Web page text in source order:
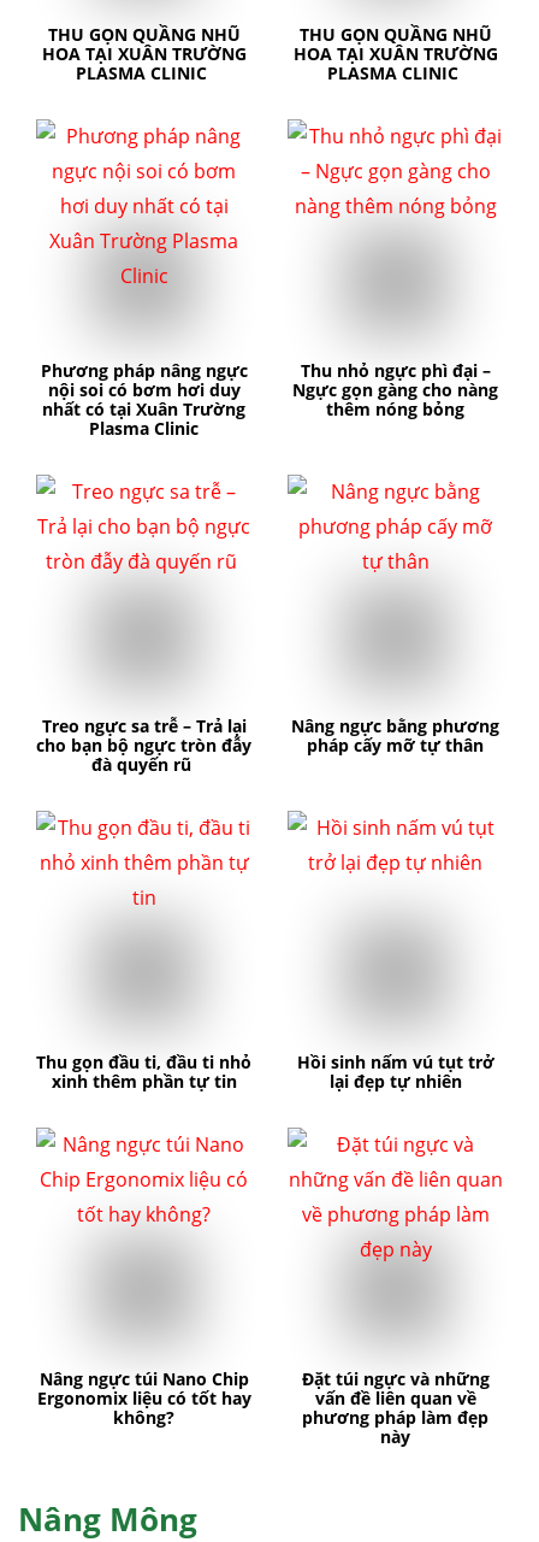
căng da mặt nâng mũi cấu trúc
nhấn mí
đặt túi ngực
nâng ngực cấy mỡ trẻ hóa da
THU GỌN QUẦNG NHŨ
HOA TẠI XUÂN TRƯỜNG
PLASMA CLINIC
THU GỌN QUẦNG NHŨ
HOA TẠI XUÂN TRƯỜNG
PLASMA CLINIC
Phương pháp nâng ngực
nội soi có bơm hơi duy
nhất có tại Xuân Trường
Plasma Clinic
Thu nhỏ ngực phì đại –
Ngực gọn gàng cho nàng
thêm nóng bỏng
Treo ngực sa trễ – Trả lại
cho bạn bộ ngực tròn đẫy
đà quyến rũ
Nâng ngực bằng phương
pháp cấy mỡ tự thân
Thu gọn đầu ti, đầu ti nhỏ
xinh thêm phần tự tin
Hồi sinh nấm vú tụt trở
lại đẹp tự nhiên
Nâng ngực túi Nano Chip
Ergonomix liệu có tốt hay
không?
Đặt túi ngực và những
vấn đề liên quan về
phương pháp làm đẹp
này
Nâng Mông